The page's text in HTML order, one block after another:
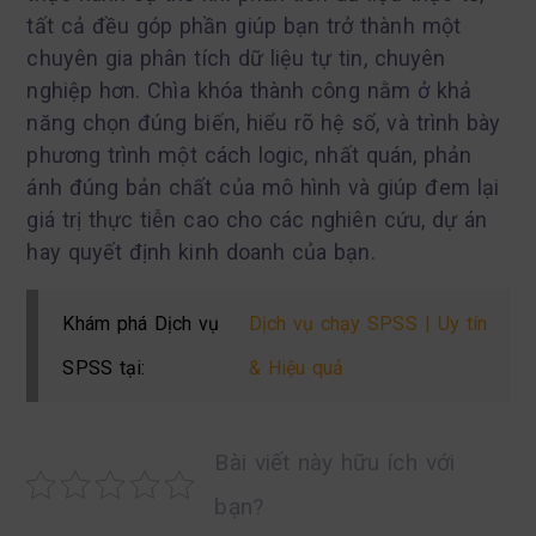
tất cả đều góp phần giúp bạn trở thành một
chuyên gia phân tích dữ liệu tự tin, chuyên
nghiệp hơn. Chìa khóa thành công nằm ở khả
năng chọn đúng biến, hiểu rõ hệ số, và trình bày
phương trình một cách logic, nhất quán, phản
ánh đúng bản chất của mô hình và giúp đem lại
giá trị thực tiễn cao cho các nghiên cứu, dự án
hay quyết định kinh doanh của bạn.
Khám phá Dịch vụ
SPSS tại:
Dịch vụ chạy SPSS | Uy tín
& Hiệu quả